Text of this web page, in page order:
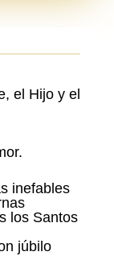
el Hijo y el
inefables
los Santos
júbilo